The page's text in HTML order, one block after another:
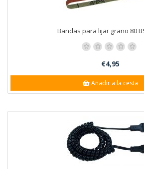
Bandas para lijar grano 80
€4,95
Añadir a la cesta